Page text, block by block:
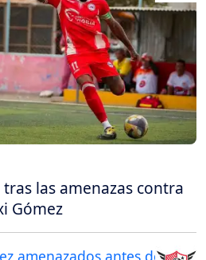
tras las amenazas contra
Gómez